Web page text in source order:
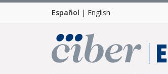
Español | English